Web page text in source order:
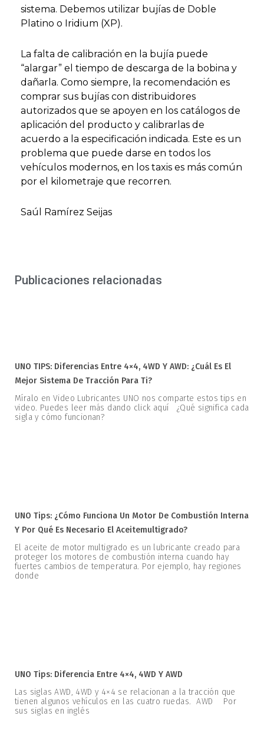
sistema. Debemos utilizar bujías de Doble
Platino o Iridium (XP).
La falta de calibración en la bujía puede
“alargar” el tiempo de descarga de la bobina y
dañarla. Como siempre, la recomendación es
comprar sus bujías con distribuidores
autorizados que se apoyen en los catálogos de
aplicación del producto y calibrarlas de
acuerdo a la especificación indicada. Este es un
problema que puede darse en todos los
vehículos modernos, en los taxis es más común
por el kilometraje que recorren.
Saúl Ramírez Seijas
Publicaciones relacionadas
UNO TIPS: Diferencias Entre 4×4, 4WD Y AWD: ¿Cuál Es El
Mejor Sistema De Tracción Para Ti?
Míralo en Video Lubricantes UNO nos comparte estos tips en
video. Puedes leer más dando click aquí ¿Qué significa cada
sigla y cómo funcionan?
UNO Tips: ¿Cómo Funciona Un Motor De Combustión Interna
Y Por Qué Es Necesario El Aceitemultigrado?
El aceite de motor multigrado es un lubricante creado para
proteger los motores de combustión interna cuando hay
fuertes cambios de temperatura. Por ejemplo, hay regiones
donde
UNO Tips: Diferencia Entre 4×4, 4WD Y AWD
Las siglas AWD, 4WD y 4×4 se relacionan a la tracción que
tienen algunos vehículos en las cuatro ruedas. AWD Por
sus siglas en inglés